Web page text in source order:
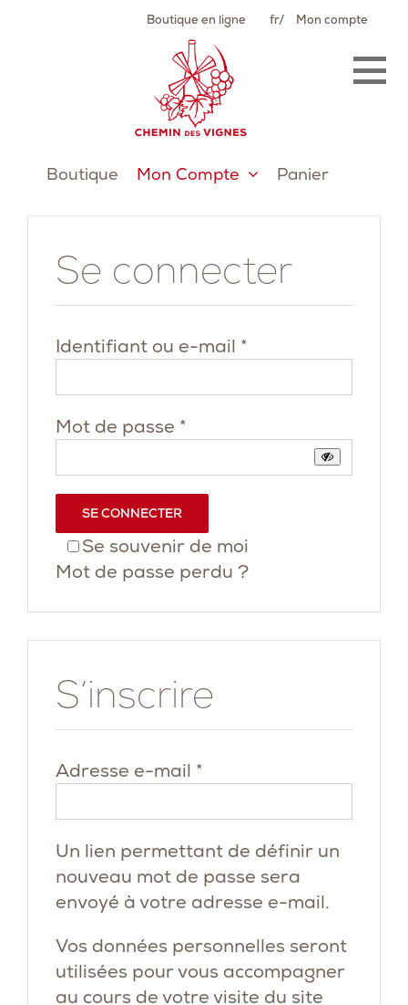
Boutique en ligne fr Mon compte
Boutique Mon Compte Panier
Se connecter
Identifiant ou e-mail *
Mot de passe *
Se souvenir de moi
SE CONNECTER
Mot de passe perdu ?
S’inscrire
Adresse e-mail *
Un lien permettant de définir un
nouveau mot de passe sera
envoyé à votre adresse e-mail.
Vos données personnelles seront
utilisées pour vous accompagner
au cours de votre visite du site